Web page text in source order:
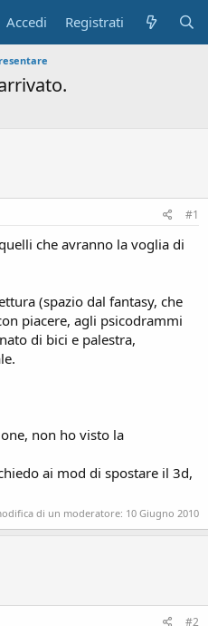
Accedi Registrati
#1
che avranno la voglia di
(spazio dal fantasy, che
piacere, agli psicodrammi
di bici e palestra,
non ho visto la
ai mod di spostare il 3d,
di un moderatore: 10 Giugno 2010
#2